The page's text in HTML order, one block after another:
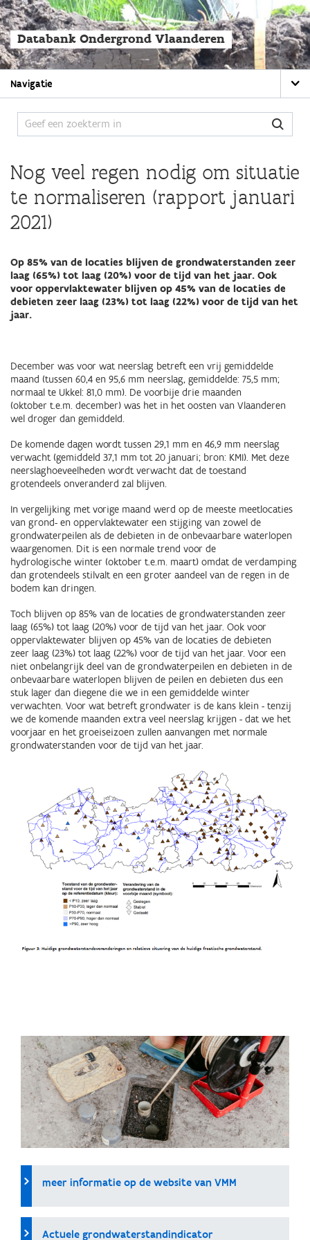
Overslaan
en
naar
de
algemene
inhoud
Databank Ondergrond Vlaanderen
Main
navigation
Navigatie
Nog veel regen nodig om situatie
te normaliseren (rapport januari
2021)
Op 85% van de locaties blijven de grondwaterstanden zeer
laag (65%) tot laag (20%) voor de tijd van het jaar. Ook
voor oppervlaktewater blijven op 45% van de locaties de
debieten zeer laag (23%) tot laag (22%) voor de tijd van het
jaar.
December was voor wat neerslag betreft een vrij gemiddelde
maand (tussen 60,4 en 95,6 mm neerslag, gemiddelde: 75,5 mm;
normaal te Ukkel: 81,0 mm). De voorbije drie maanden
(oktober t.e.m. december) was het in het oosten van Vlaanderen
wel droger dan gemiddeld.
De komende dagen wordt tussen 29,1 mm en 46,9 mm neerslag
verwacht (gemiddeld 37,1 mm tot 20 januari; bron: KMI). Met deze
neerslaghoeveelheden wordt verwacht dat de toestand
grotendeels onveranderd zal blijven.
In vergelijking met vorige maand werd op de meeste meetlocaties
van grond- en oppervlaktewater een stijging van zowel de
grondwaterpeilen als de debieten in de onbevaarbare waterlopen
waargenomen. Dit is een normale trend voor de
hydrologische winter (oktober t.e.m. maart) omdat de verdamping
dan grotendeels stilvalt en een groter aandeel van de regen in de
bodem kan dringen.
Toch blijven op 85% van de locaties de grondwaterstanden zeer
laag (65%) tot laag (20%) voor de tijd van het jaar. Ook voor
oppervlaktewater blijven op 45% van de locaties de debieten
zeer laag (23%) tot laag (22%) voor de tijd van het jaar. Voor een
niet onbelangrijk deel van de grondwaterpeilen en debieten in de
onbevaarbare waterlopen blijven de peilen en debieten dus een
stuk lager dan diegene die we in een gemiddelde winter
verwachten. Voor wat betreft grondwater is de kans klein - tenzij
we de komende maanden extra veel neerslag krijgen - dat we het
voorjaar en het groeiseizoen zullen aanvangen met normale
grondwaterstanden voor de tijd van het jaar.
meer informatie op de website van VMM
Actuele grondwaterstandindicator